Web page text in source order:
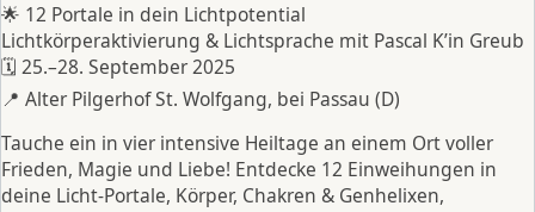
🌟 12 Portale in dein Lichtpotential
Lichtkörperaktivierung & Lichtsprache mit Pascal K’in Greub
🗓 25.–28. September 2025
📍 Alter Pilgerhof St. Wolfgang, bei Passau (D)
Tauche ein in vier intensive Heiltage an einem Ort voller
Frieden, Magie und Liebe! Entdecke 12 Einweihungen in
deine Licht-Portale, Körper, Chakren & Genhelixen,